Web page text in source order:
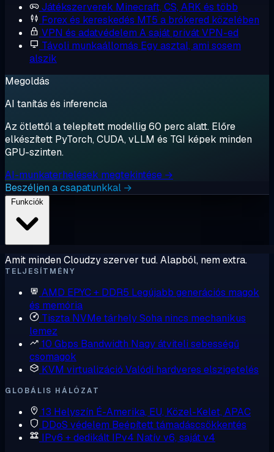
Játékszerverek Minecraft, CS, ARK és több
Forex és kereskedés MT5 a brókered közelében
VPN és adatvédelem A saját privát VPN-ed
Távoli munkaállomás Egy asztal, ami sosem
alszik
Megoldás
AI tanítás és inferencia
Az ötlettől a telepített modellig 60 perc alatt. Előre
elkészített PyTorch, CUDA, vLLM és TGI képek minden
GPU-szinten.
AI-munkaterhelések megtekintése →
Beszéljen a csapatunkkal →
Amit minden Cloudzy szerver tud. Alapból, nem extra.
TELJESÍTMÉNY
AMD EPYC + DDR5 Legújabb generációs magok
és memória
Tiszta NVMe tárhelySoha nincs mechanikus
lemez
10 Gbps Bandwidth Nagy átviteli sebességű
csomagok
KVM virtualizáció Valódi hardveres elszigetelés
GLOBÁLIS HÁLÓZAT
13 Helyszín É-Amerika, EU, Közel-Kelet, APAC
DDoS védelem Beépített támadáscsökkentés
IPv6 + dedikált IPv4 Natív v6, saját v4